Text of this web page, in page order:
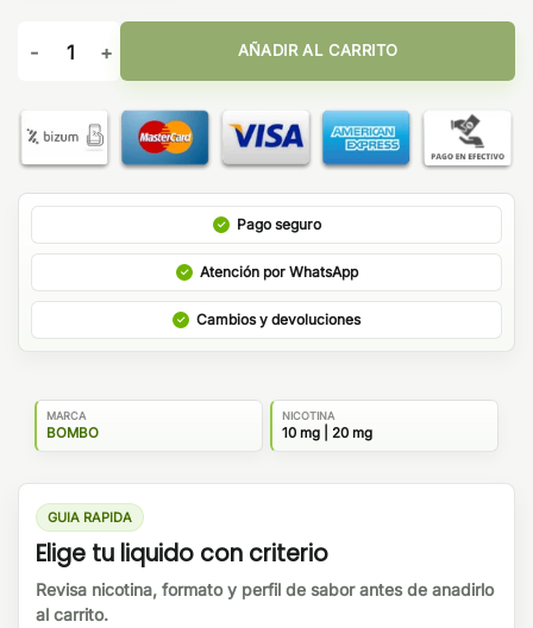
Don Juan Supra Reserve 10ml - Kings Crest Salts & Bombo
AÑADIR AL CARRITO
Pago seguro
Atención por WhatsApp
Cambios y devoluciones
MARCA
BOMBO
NICOTINA
10 mg | 20 mg
GUIA RAPIDA
Elige tu liquido con criterio
Revisa nicotina, formato y perfil de sabor antes de anadirlo
al carrito.